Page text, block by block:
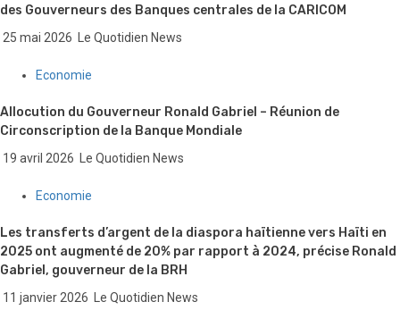
des Gouverneurs des Banques centrales de la CARICOM
25 mai 2026 Le Quotidien News
Economie
Allocution du Gouverneur Ronald Gabriel – Réunion de
Circonscription de la Banque Mondiale
19 avril 2026 Le Quotidien News
Economie
Les transferts d’argent de la diaspora haïtienne vers Haïti en
2025 ont augmenté de 20% par rapport à 2024, précise Ronald
Gabriel, gouverneur de la BRH
11 janvier 2026 Le Quotidien News